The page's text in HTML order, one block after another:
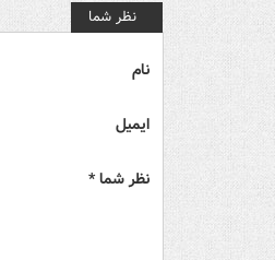
نظر شما
نام
ایمیل
نظر شما *